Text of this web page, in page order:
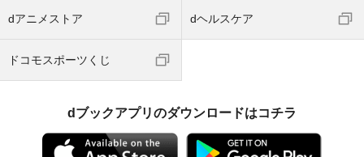
dアニメストア dヘルスケア
ドコモスポーツくじ
dブックアプリのダウンロードはコチラ